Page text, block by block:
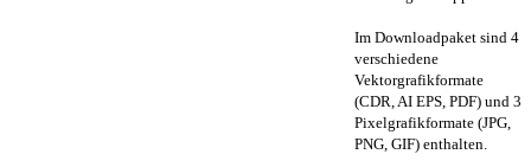
Im Downloadpaket sind 4
verschiedene
Vektorgrafikformate
(CDR, AI EPS, PDF) und 3
Pixelgrafikformate (JPG,
PNG, GIF) enthalten.